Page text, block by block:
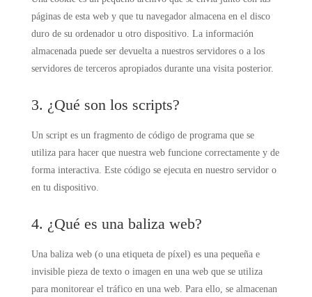
páginas de esta web y que tu navegador almacena en el disco
duro de su ordenador u otro dispositivo. La información
almacenada puede ser devuelta a nuestros servidores o a los
servidores de terceros apropiados durante una visita posterior.
3. ¿Qué son los scripts?
Un script es un fragmento de código de programa que se
utiliza para hacer que nuestra web funcione correctamente y de
forma interactiva. Este código se ejecuta en nuestro servidor o
en tu dispositivo.
4. ¿Qué es una baliza web?
Una baliza web (o una etiqueta de píxel) es una pequeña e
invisible pieza de texto o imagen en una web que se utiliza
para monitorear el tráfico en una web. Para ello, se almacenan